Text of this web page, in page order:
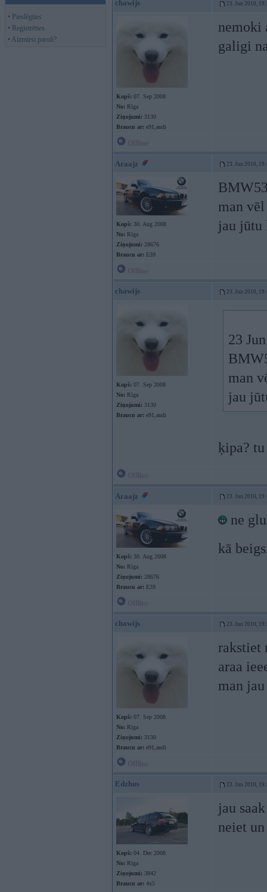
• Pieslēgties
• Reģistrēties
• Aizmirsi paroli?
chawijs 23. Jun 2010,
Kopš: 07. Sep 2008
No: Rīga
Ziņojumi: 3130
Braucu ar: e91,audi
nemoki
galigi
Araajz 23. Jun 2010,
Kopš: 30. Aug 2008
No: Rīga
Ziņojumi: 28676
Braucu ar: E39
man
jau
chawijs 23. Jun 2010,
Kopš: 07. Sep 2008
No: Rīga
Ziņojumi: 3130
Braucu ar: e91,audi
23
man
jau
ķipa?
Araajz 23. Jun 2010,
Kopš: 30. Aug 2008
No: Rīga
Ziņojumi: 28676
Braucu ar: E39
ne
kā
chawijs 23. Jun 2010,
Kopš: 07. Sep 2008
No: Rīga
Ziņojumi: 3130
Braucu ar: e91,audi
rakstiet
araa
man
Edzhus 23. Jun 2010,
Kopš: 04. Dec 2008
No: Rīga
Ziņojumi: 3842
Braucu ar: 4x5
jau
neiet